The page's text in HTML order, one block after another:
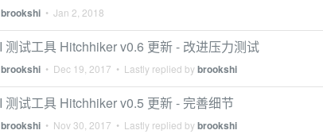
brookshi • Jan 2, 2018
测试工具 Hitchhiker v0.6 更新 - 改进压力测试
brookshi • Dec 19, 2017 • Lastly replied bybrookshi
测试工具 Hitchhiker v0.5 更新 - 完善细节
brookshi • Nov 30, 2017 • Lastly replied bybrookshi